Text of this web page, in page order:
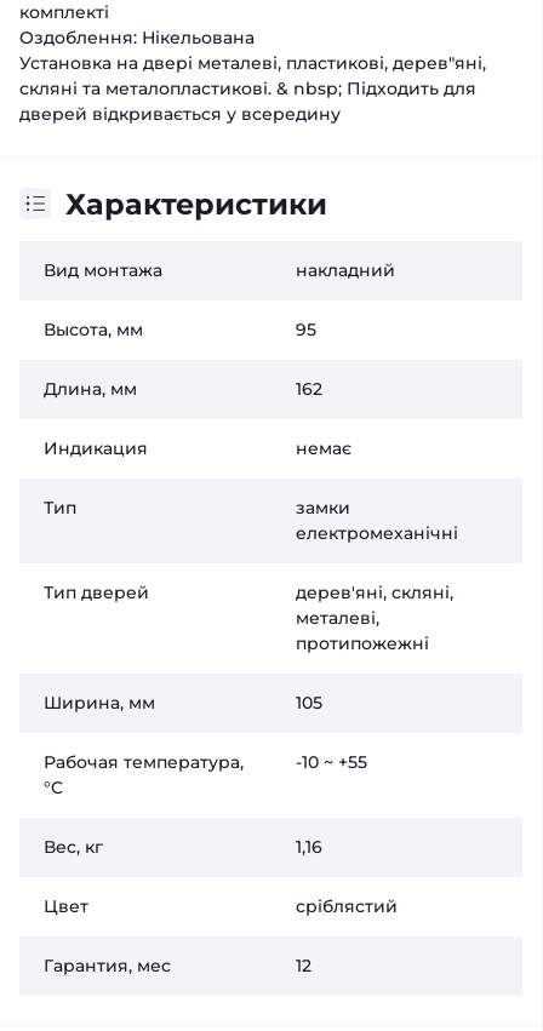
комплекті
Оздоблення: Нікельована
Установка на двері металеві, пластикові, дерев"яні,
скляні та металопластикові. & nbsp; Підходить для
дверей відкривається у всередину
Характеристики
Вид монтажа накладний
Высота, мм 95
Длина, мм 162
Индикация немає
Тип
замки
електромеханічні
Тип дверей
дерев'яні, скляні,
металеві,
протипожежні
Ширина, мм 105
Рабочая температура,
°C
-10 ~ +55
Вес, кг 1,16
Цвет сріблястий
Гарантия, мес 12